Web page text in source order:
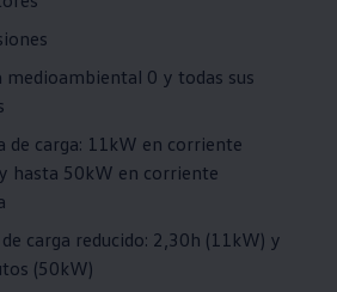
medioambiental 0 y todas sus
de carga: 11kW en corriente
hasta 50kW en corriente
carga reducido: 2,30h (11kW) y
(50kW)